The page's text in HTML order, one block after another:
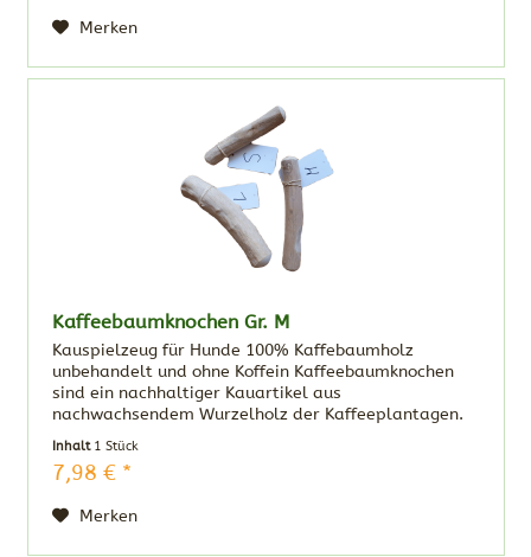
Merken
Kaffeebaumknochen Gr. M
Kauspielzeug für Hunde 100% Kaffebaumholz
unbehandelt und ohne Koffein Kaffeebaumknochen
sind ein nachhaltiger Kauartikel aus
nachwachsendem Wurzelholz der Kaffeeplantagen.
Das sehr robuste Holz stillt das natürliche
Kaubedürfnis und hat...
Inhalt 1 Stück
7,98 € *
Merken